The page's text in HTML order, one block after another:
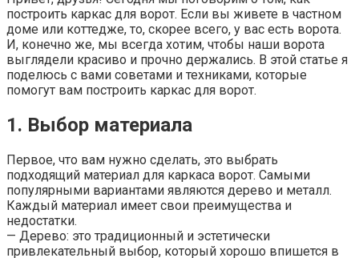
построить каркас для ворот. Если вы живете в частном
доме или коттедже, то, скорее всего, у вас есть ворота.
И, конечно же, мы всегда хотим, чтобы наши ворота
выглядели красиво и прочно держались. В этой статье я
поделюсь с вами советами и техниками, которые
помогут вам построить каркас для ворот.
1. Выбор материала
Первое, что вам нужно сделать, это выбрать
подходящий материал для каркаса ворот. Самыми
популярными вариантами являются дерево и металл.
Каждый материал имеет свои преимущества и
недостатки.
— Дерево: это традиционный и эстетически
привлекательный выбор, который хорошо впишется в